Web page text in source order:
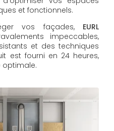
et fonctionnels.
vos façades, EURL
impeccables,
et des techniques
est fourni en 24 heures,
optimale.